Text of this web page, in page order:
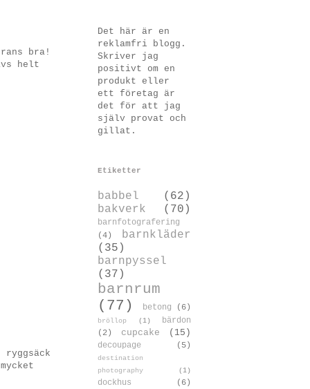
bra!
helt
Det här är en
reklamfri blogg.
Skriver jag
positivt om en
produkt eller
ett företag är
det för att jag
själv provat och
gillat.
Etiketter
babbel
(62)
bakverk
(70)
barnfotografering
(4)
barnkläder
(35)
barnpyssel
(37)
barnrum
(77)
betong (6)
bröllop (1)
bärdon
(2)
cupcake (15)
decoupage (5)
destination
photography
(1)
dockhus
(6)